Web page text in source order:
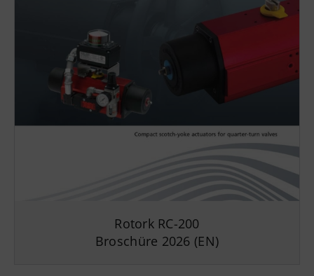
Rotork RC-200
Broschüre 2026 (EN)